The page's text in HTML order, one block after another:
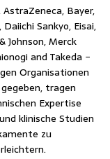
Bayer,
Sankyo, Eisai,
Johnson, Merck
and Takeda −
Organisationen
tragen
Expertise
klinische Studien
zu